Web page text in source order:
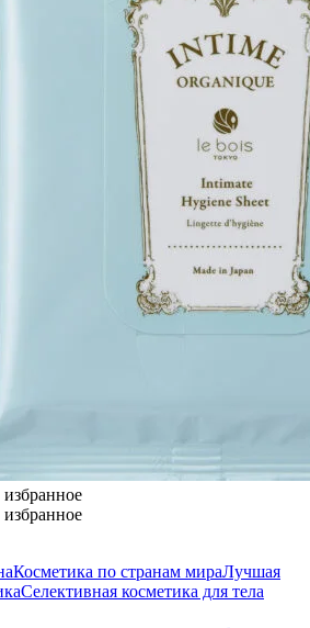
Косметика по странам мираЛучшая
Селективная косметика для тела